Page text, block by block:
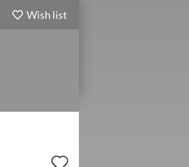
Wish list